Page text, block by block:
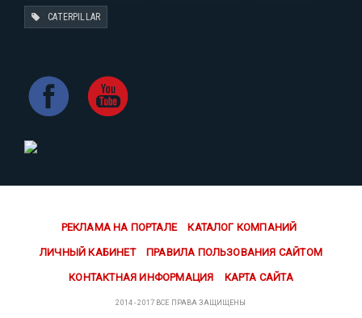
CATERPILLAR
РЕКЛАМА НА ПОРТАЛЕ КАТАЛОГ КОМПАНИЙ
ЛИЧНЫЙ КАБИНЕТ ПРАВИЛА ПОЛЬЗОВАНИЯ САЙТОМ
КОНТАКТНАЯ ИНФОРМАЦИЯ КАРТА САЙТА
2014 - 2017 ВСЕ ПРАВА ЗАЩИЩЕНЫ